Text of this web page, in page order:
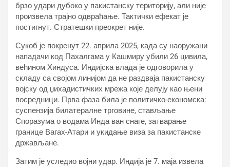
брзо удари дубоко у пакистанску територију, али није
произвела трајно одвраћање. Тактички ефекат је
постигнут. Стратешки преокрет није.
Сукоб је покренут 22. априла 2025, када су наоружани
нападачи код Пахалгама у Кашмиру убили 26 цивила,
већином Хиндуса. Индијска влада је одговорила у
складу са својом линијом да не раздваја пакистанску
војску од џихадистичких мрежа које делују као њени
посредници. Прва фаза била је политичко-економска:
суспензија билатералне трговине, стављање
Споразума о водама Инда ван снаге, затварање
границе Вагах-Атари и укидање виза за пакистанске
држављане.
Затим је уследио војни удар. Индија је 7. маја извела